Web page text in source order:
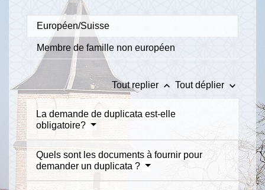
Européen/Suisse
Membre de famille non européen
Tout replier keyboard_arrow_up Tout déplier keyboard_arrow_down
La demande de duplicata est-elle
obligatoire?
Quels sont les documents à fournir pour
demander un duplicata ?